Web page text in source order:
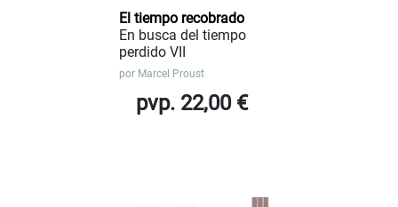
El tiempo recobrado
En busca del tiempo
perdido VII
por Marcel Proust
pvp. 22,00 €